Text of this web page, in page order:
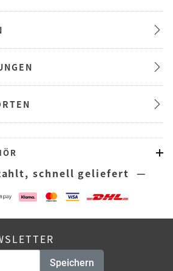
schnell geliefert —
Speichern